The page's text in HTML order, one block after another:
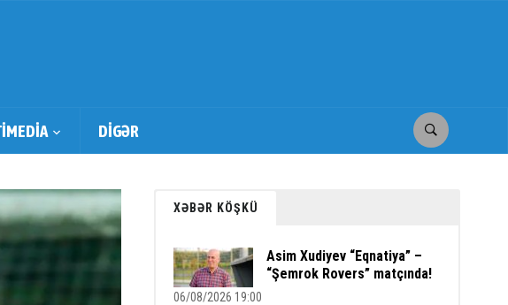
DİGƏR
XƏBƏR KÖŞKÜ
Asim Xudiyev “Eqnatiya” –
“Şemrok Rovers” matçında!
06/08/2026 19:00